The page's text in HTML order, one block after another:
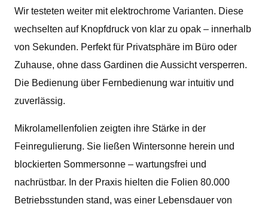
Wir testeten weiter mit elektrochrome Varianten. Diese
wechselten auf Knopfdruck von klar zu opak – innerhalb
von Sekunden. Perfekt für Privatsphäre im Büro oder
Zuhause, ohne dass Gardinen die Aussicht versperren.
Die Bedienung über Fernbedienung war intuitiv und
zuverlässig.
Mikrolamellenfolien zeigten ihre Stärke in der
Feinregulierung. Sie ließen Wintersonne herein und
blockierten Sommersonne – wartungsfrei und
nachrüstbar. In der Praxis hielten die Folien 80.000
Betriebsstunden stand, was einer Lebensdauer von